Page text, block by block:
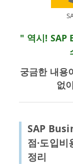
" 역시! SAP
궁금한 내용
없
SAP
점·도입비
정리